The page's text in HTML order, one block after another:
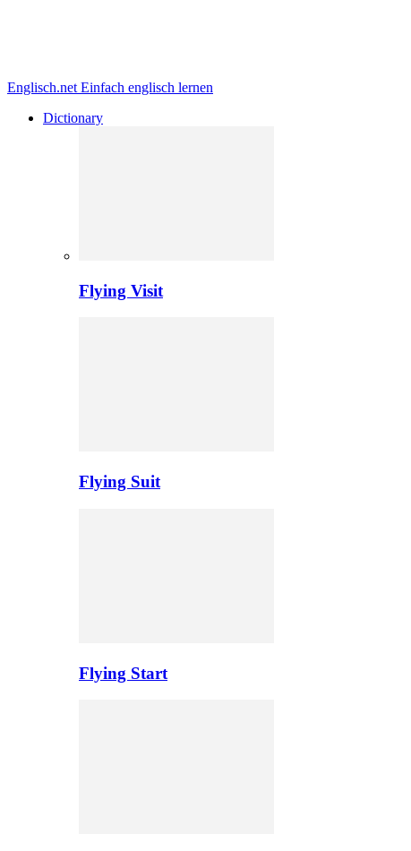
Englisch.net Einfach englisch lernen
Dictionary
Flying Visit
Flying Suit
Flying Start